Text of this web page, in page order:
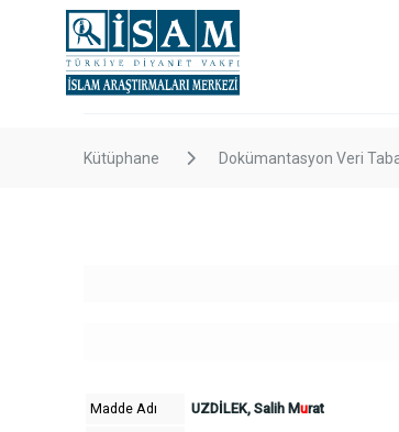
Kütüphane Dokümantasyon Veri
Madde Adı UZDİLEK, Salih Murat